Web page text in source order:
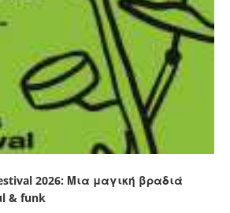
2026: Μια μαγική βραδιά
& funk